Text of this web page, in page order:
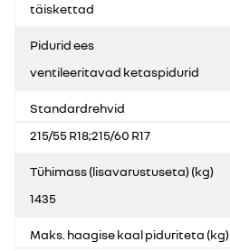
täiskettad
Pidurid ees
ventileeritavad ketaspidurid
Standardrehvid
215/55 R18;215/60 R17
Tühimass (lisavarustuseta) (kg)
1435
Maks. haagise kaal piduriteta (kg)